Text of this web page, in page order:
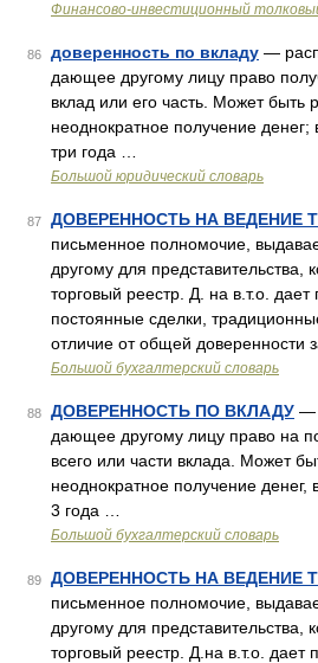
Финансово-инвестиционный
86 доверенность по вкладу —
дающее другому лицу право
вклад или его часть. Может быть
неоднократное получение
три года …
Большой юридический словарь
87 ДОВЕРЕННОСТЬ НА ВЕДЕНИЕ
письменное полномочие,
другому для представительства,
торговый реестр. Д. на в.т.о.
постоянные сделки,
отличие от общей доверенности
Большой бухгалтерский словарь
88 ДОВЕРЕННОСТЬ ПО ВКЛАДУ —
дающее другому лицу право на
всего или части вклада. Может
неоднократное получение
3 года …
Большой бухгалтерский словарь
89 ДОВЕРЕННОСТЬ НА ВЕДЕНИЕ
письменное полномочие,
другому для представительства,
торговый реестр. Д.на в.т.о. дает